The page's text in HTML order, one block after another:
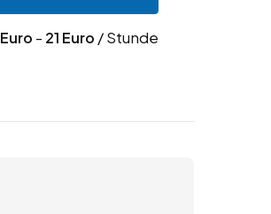
Euro - 21 Euro / Stunde